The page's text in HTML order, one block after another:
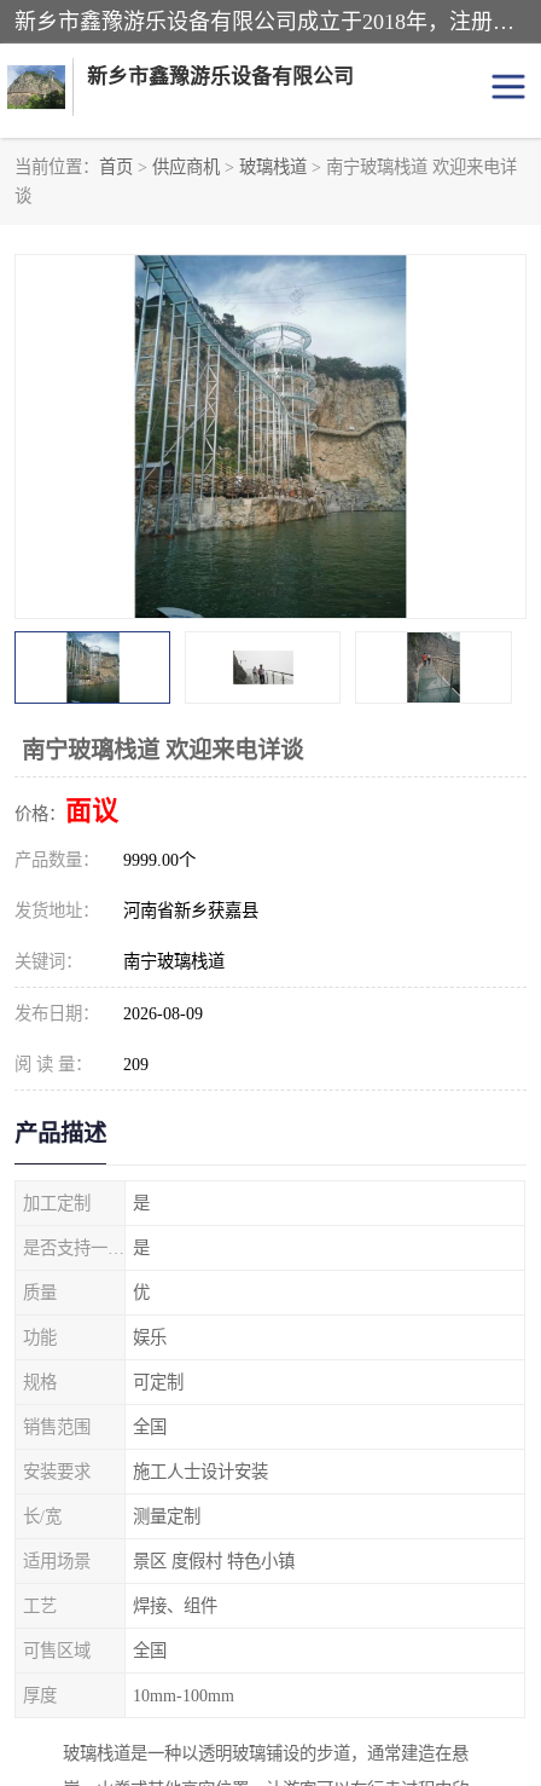
新乡市鑫豫游乐设备有限公司成立于2018年，注册地位于河南省。经营范围包括游乐设备、滑索、滑道、空中自行车、吊桥、拓展器材、攀岩器材、趣桥、悬崖秋千、网红桥、儿童乐园设备、水上乐园设备、丛林穿越设备、音乐呐喊设备、轨道滑车、栈道、玻璃滑道、观景平台、景观包装的设计、制造、销售、安装、维修，景区策划服务。
新乡市鑫豫游乐设备有限公司
当前位置： 首页 > 供应商机 > 玻璃栈道 > 南宁玻璃栈道 欢迎来电详
谈
南宁玻璃栈道 欢迎来电详谈
价格： 面议
产品数量： 9999.00个
发货地址： 河南省新乡获嘉县
关键词： 南宁玻璃栈道
发布日期： 2026-08-09
阅 读 量： 209
产品描述
加工定制 是
是
质量 优
功能 娱乐
规格 可定制
销售范围 全国
安装要求 施工人士设计安装
长/宽 测量定制
适用场景 景区 度假村 特色小镇
工艺 焊接、组件
可售区域 全国
厚度 10mm-100mm
玻璃栈道是一种以透明玻璃铺设的步道，通常建造在悬
儿童乐园设备
水上乐园设备
攀岩器材
空中自行车
玻璃滑道
网红桥
丛林穿越设备
音乐呐喊设备
玻璃栈道